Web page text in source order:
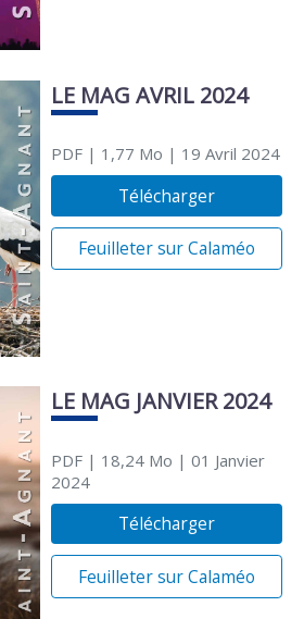
LE MAG AVRIL 2024
PDF| 1,77 Mo | 19 Avril 2024
Télécharger
Feuilleter sur Calaméo
LE MAG JANVIER 2024
PDF| 18,24 Mo | 01 Janvier
2024
Télécharger
Feuilleter sur Calaméo